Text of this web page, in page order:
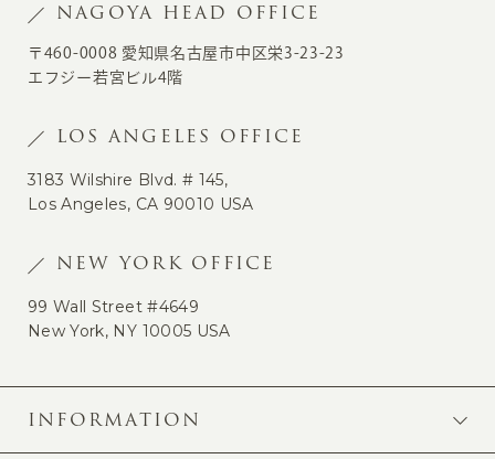
NAGOYA HEAD OFFICE
〒460-0008 愛知県名古屋市中区栄3-23-23
エフジー若宮ビル4階
LOS ANGELES OFFICE
3183 Wilshire Blvd. # 145,
Los Angeles, CA 90010 USA
NEW YORK OFFICE
99 Wall Street #4649
New York, NY 10005 USA
INFORMATION